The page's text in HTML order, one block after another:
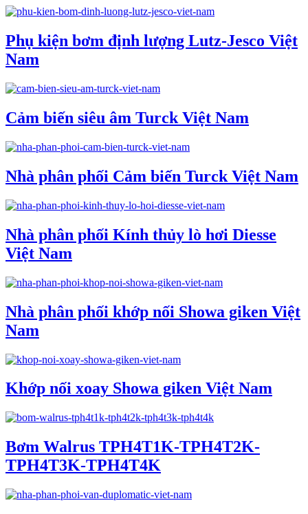
Phụ kiện bơm định lượng Lutz-Jesco Việt
Nam
Cảm biến siêu âm Turck Việt Nam
Nhà phân phối Cảm biến Turck Việt Nam
Nhà phân phối Kính thủy lò hơi Diesse
Việt Nam
Nhà phân phối khớp nối Showa giken Việt
Nam
Khớp nối xoay Showa giken Việt Nam
Bơm Walrus TPH4T1K-TPH4T2K-
TPH4T3K-TPH4T4K